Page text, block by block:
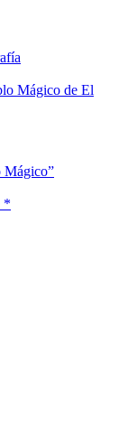
Mágico de El
Mágico”
*